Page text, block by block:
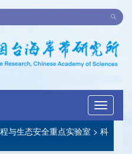
Toggle
与生态安全重点实验室 > 科